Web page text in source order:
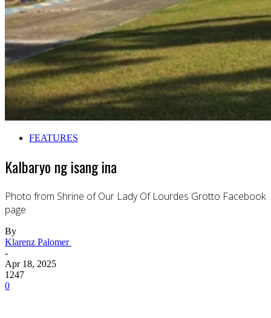
FEATURES
Kalbaryo ng isang ina
Photo from Shrine of Our Lady Of Lourdes Grotto Facebook
page
By
Klarenz Palomer
-
Apr 18, 2025
1247
0